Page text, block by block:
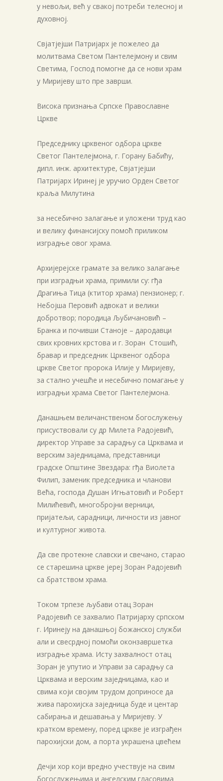
у невољи, већ у свакој потреби телесној и
духовној.
Свјатјејши Патријарх је пожелео да
молитвама Светом Пантелејмону и свим
Светима, Господ помогне да се нови храм
у Миријеву што пре заврши.
Висока признања Српске Православне
Цркве
Председнику црквеног одбора цркве
Светог Пантелејмона, г. Горану Бабићу,
дипл. инж. архитектуре, Свјатјејши
Патријарх Иринеј је уручио Орден Светог
краља Милутина
за несебично залагање и уложени труд као
и велику финансијску помоћ приликом
изградње овог храма.
Архијерејске грамате за велико залагање
при изградњи храма, примили су: гђа
Драгиња Тица (ктитор храма) пензионер; г.
Небојша Перовић адвокат и велики
добротвор; породица Љубичановић –
Бранка и почивши Станоје – дародавци
свих кровних крстова и г. Зоран Стошић,
бравар и председник Црквеног одбора
цркве Светог пророка Илије у Миријеву,
за стално учешће и несебично помагање у
изградњи храма Светог Пантелејмона.
Данашњем величанственом богослужењу
присуствовали су др Милета Радојевић,
директор Управе за сарадњу са Црквама и
верским заједницама, представници
градске Општине Звездара: гђа Виолета
Филип, заменик председника и чланови
Већа, господа Душан Игњатовић и Роберт
Милићевић, многобројни верници,
пријатељи, сарадници, личности из јавног
и културног живота.
Да све протекне славски и свечано, старао
се старешина цркве јереј Зоран Радојевић
са братством храма.
Током трпезе љубави отац Зоран
Радојевић се захвалио Патријарху српском
г. Иринеју на данашњој божанској служби
али и свесрдној помоћи оконзавршетка
изградње храма. Исту захвалност отац
Зоран је упутио и Управи за сарадњу са
Црквама и верским заједницама, као и
свима који својим трудом доприносе да
жива парохијска заједница буде и центар
сабирања и дешавања у Миријеву. У
кратком времену, поред цркве је изграђен
парохијски дом, а порта украшена цвећем
Дечји хор који вредно учествује на свим
богослужењима и ангелским гласовима